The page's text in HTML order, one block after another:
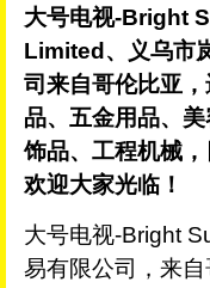
大号电视-Bright
Limited、义乌市
司来自哥伦比亚
品、五金用品、美
饰品、工程机械，
欢迎大家光临！
大号电视-Bright
易有限公司，来